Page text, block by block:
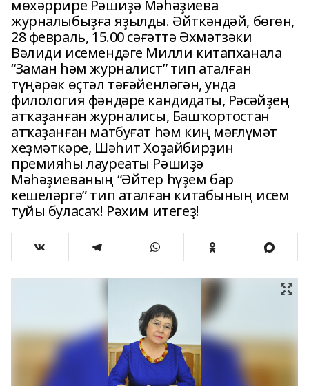
мөхәррире Рәшиҙә Мәһәҙиева
журналыбыҙға яҙылды. Әйткәндәй, бөгөн,
28 февраль, 15.00 сәғәттә Әхмәтзәки
Вәлиди исемендәге Милли китапханала
“Заман һәм журналист” тип аталған
түңәрәк өҫтәл тәғәйенләгән, унда
филология фәндәре кандидаты, Рәсәйҙең
атҡаҙанған журналисы, Башҡортостан
атҡаҙанған матбуғат һәм киң мәғлүмәт
хеҙмәткәре, Шәһит Хоҙайбирҙин
премияһы лауреаты Рәшиҙә
Мәһәҙиеваның “Әйтер һүҙем бар
кешеләргә” тип аталған китабының исем
туйы буласаҡ! Рәхим итегеҙ!